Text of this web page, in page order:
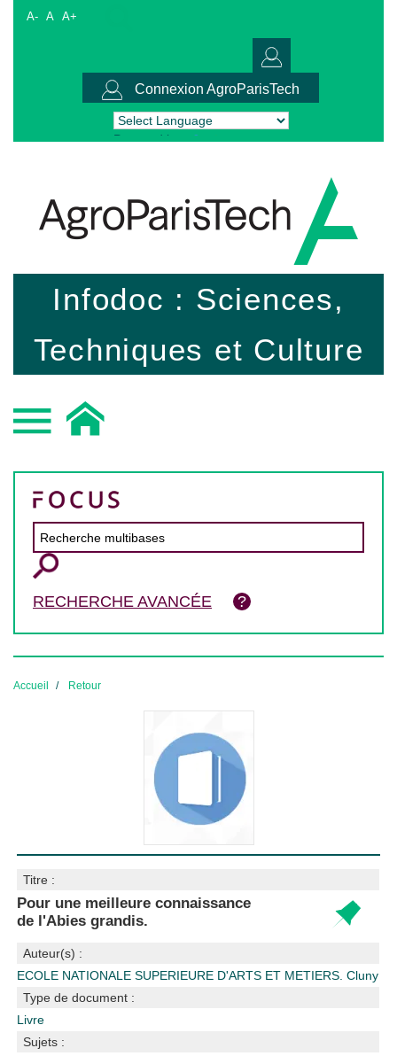
A- A A+
Connexion AgroParisTech
Powered by Translate
Infodoc : Sciences,
Techniques et Culture
RECHERCHE AVANCÉE
Accueil Retour
Titre :
Pour une meilleure connaissance
de l'Abies grandis.
Auteur(s) :
ECOLE NATIONALE SUPERIEURE D'ARTS ET METIERS. Cluny
Type de document :
Livre
Sujets :